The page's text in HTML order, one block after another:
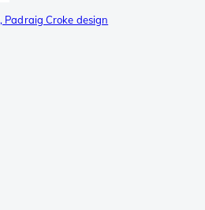
Padraig Croke design